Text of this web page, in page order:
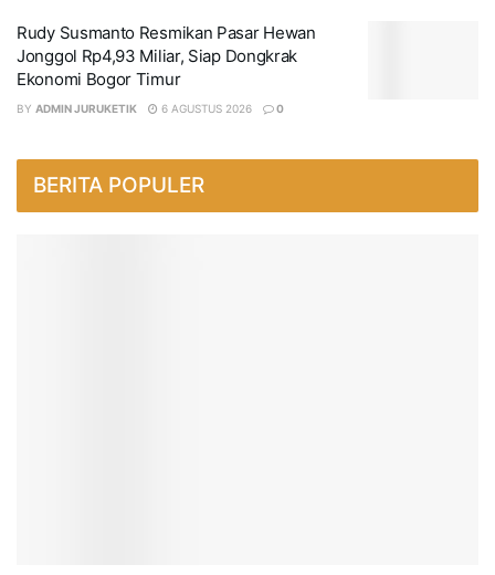
Rudy Susmanto Resmikan Pasar Hewan
Jonggol Rp4,93 Miliar, Siap Dongkrak
Ekonomi Bogor Timur
BY ADMIN JURUKETIK 6 AGUSTUS 2026 0
BERITA POPULER